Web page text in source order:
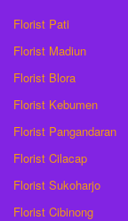
Florist Pati
Florist Madiun
Florist Blora
Florist Kebumen
Florist Pangandaran
Florist Cilacap
Florist Sukoharjo
Florist Cibinong